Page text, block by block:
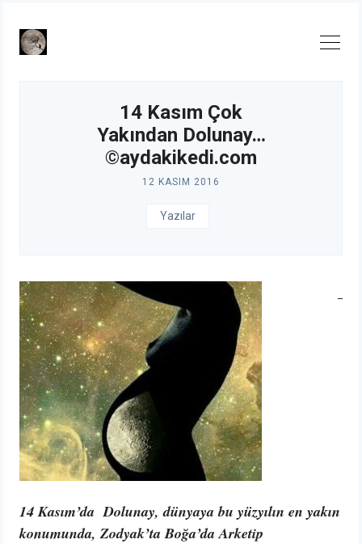
content
14 Kasım Çok
Yakından Dolunay…
©aydakikedi.com
12 KASIM 2016
Yazılar
14 Kasım’da Dolunay, dünyaya bu yüzyılın en yakın
konumunda, Zodyak’ta Boğa’da Arketip